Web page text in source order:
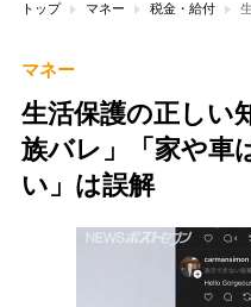
トップ マネー 税金・給付
マネー
生活保護の正し
族バレ」「家や車
い」は誤解